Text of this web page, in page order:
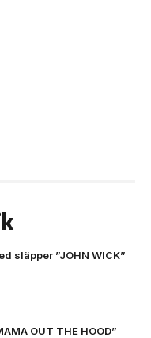
släpper ”JOHN WICK”
OUT THE HOOD”